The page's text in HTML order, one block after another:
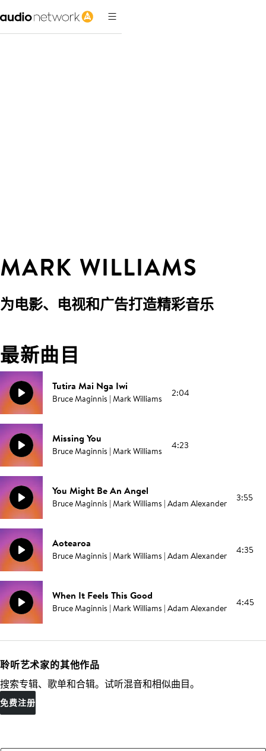
MARK WILLIAMS
为电影、电视和广告打造精彩音乐
最新曲目
Tutira Mai Nga Iwi
Bruce Maginnis | Mark Williams 2:04
Missing You
Bruce Maginnis | Mark Williams 4:23
You Might Be An Angel
Bruce Maginnis | Mark Williams | Adam Alexander 3:55
Aotearoa
Bruce Maginnis | Mark Williams | Adam Alexander 4:35
When It Feels This Good
Bruce Maginnis | Mark Williams | Adam Alexander 4:45
聆听艺术家的其他作品
搜索专辑、歌单和合辑。试听混音和相似曲目。
免费注册